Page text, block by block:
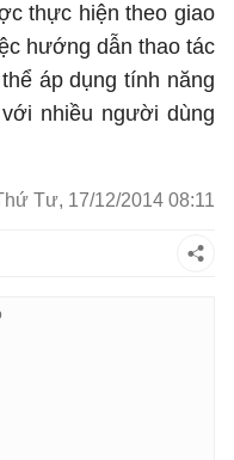
thực hiện theo giao
hướng dẫn thao tác
áp dụng tính năng
nhiều người dùng
Tư, 17/12/2014 08:11